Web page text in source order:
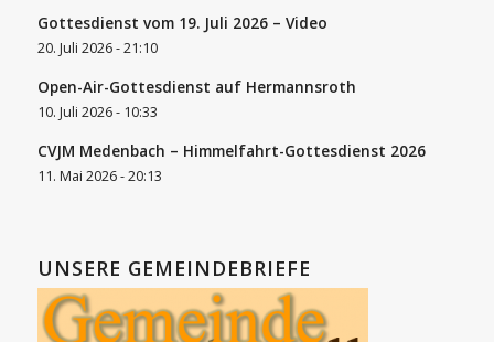
Gottesdienst vom 19. Juli 2026 – Video
20. Juli 2026 - 21:10
Open-Air-Gottesdienst auf Hermannsroth
10. Juli 2026 - 10:33
CVJM Medenbach – Himmelfahrt-Gottesdienst 2026
11. Mai 2026 - 20:13
UNSERE GEMEINDEBRIEFE